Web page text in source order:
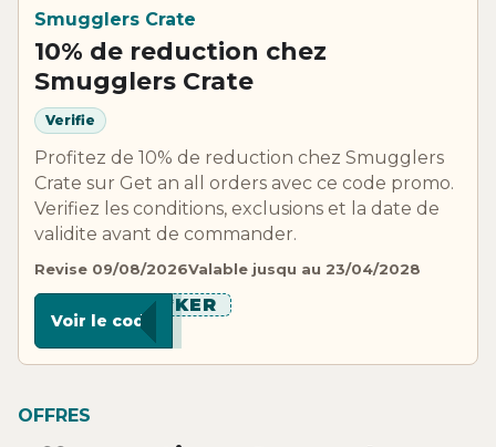
Smugglers Crate
10% de reduction chez
Smugglers Crate
Verifie
Profitez de 10% de reduction chez Smugglers
Crate sur Get an all orders avec ce code promo.
Verifiez les conditions, exclusions et la date de
validite avant de commander.
Revise 09/08/2026Valable jusqu au 23/04/2028
******KER
Voir le code
OFFRES